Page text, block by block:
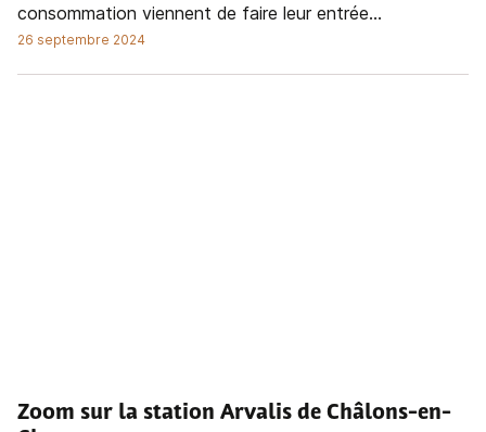
consommation viennent de faire leur entrée...
26 septembre 2024
Zoom sur la station Arvalis de Châlons-en-